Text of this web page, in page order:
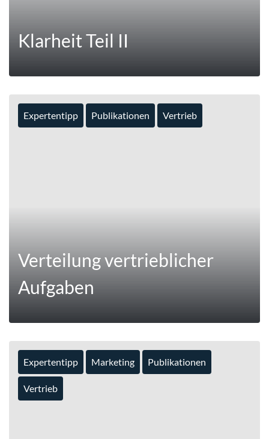
Klarheit Teil II
Expertentipp Publikationen Vertrieb
Verteilung vertrieblicher
Aufgaben
MEHR
Expertentipp Marketing Publikationen
Vertrieb